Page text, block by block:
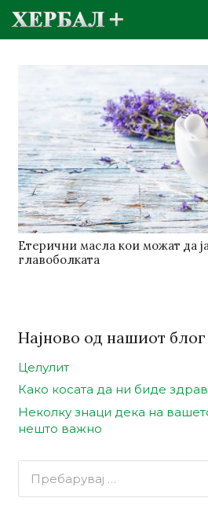
Етерични масла кои можат да
главоболката
Најново од нашиот блог
Целулит
Како косата да ни биде
Неколку знаци дека на
нешто важно